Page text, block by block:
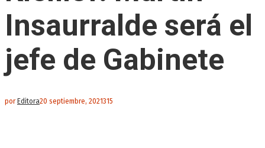
Insaurralde será el
jefe de Gabinete
porEditora20 septiembre, 2021315